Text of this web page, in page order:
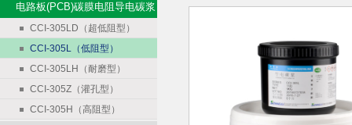
电路板(PCB)碳膜电阻导电碳浆
CCI-305LD（超低阻型）
CCI-305L（低阻型）
CCI-305LH（耐磨型）
CCI-305Z（灌孔型）
CCI-305H（高阻型）